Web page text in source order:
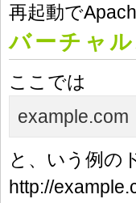
再起動で
バーチャ
ここでは
example.com
と、いう例の
http://